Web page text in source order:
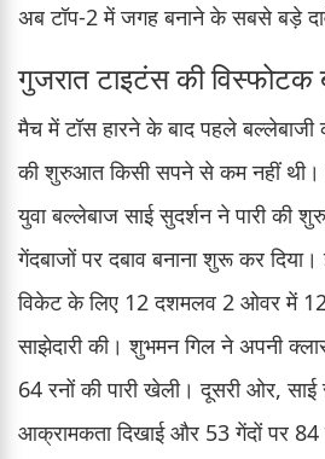
अब टॉप-2 में जगह बनाने के सबसे बड़े
गुजरात टाइटंस की विस्फोटक
मैच में टॉस हारने के बाद पहले
की शुरुआत किसी सपने से कम नहीं
युवा बल्लेबाज साई सुदर्शन ने पारी की
गेंदबाजों पर दबाव बनाना शुरू कर
विकेट के लिए 12 दशमलव 2 ओवर में
साझेदारी की। शुभमन गिल ने अपनी
64 रनों की पारी खेली। दूसरी ओर,
आक्रामकता दिखाई और 53 गेंदों पर 84